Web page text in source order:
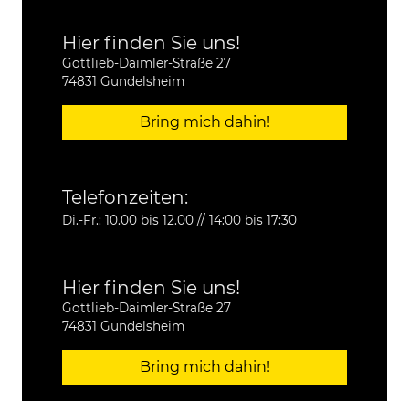
Hier finden Sie uns!
Gottlieb-Daimler-Straße 27
74831 Gundelsheim
Bring mich dahin!
Telefonzeiten:
Di.-Fr.: 10.00 bis 12.00 // 14:00 bis 17:30
Hier finden Sie uns!
Gottlieb-Daimler-Straße 27
74831 Gundelsheim
Bring mich dahin!